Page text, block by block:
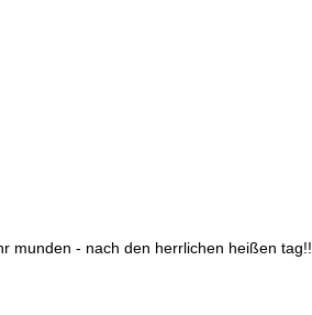
munden - nach den herrlichen heißen tag!!